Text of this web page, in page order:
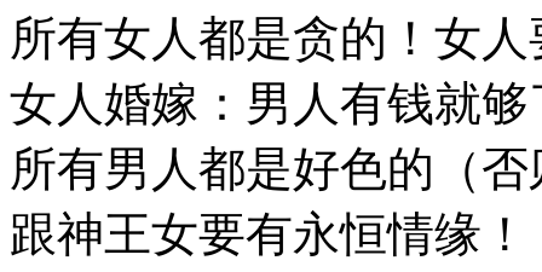
所有女人都是贪的！女
女人婚嫁：男人有钱就够
所有男人都是好色的（
跟神王女要有永恒情缘！